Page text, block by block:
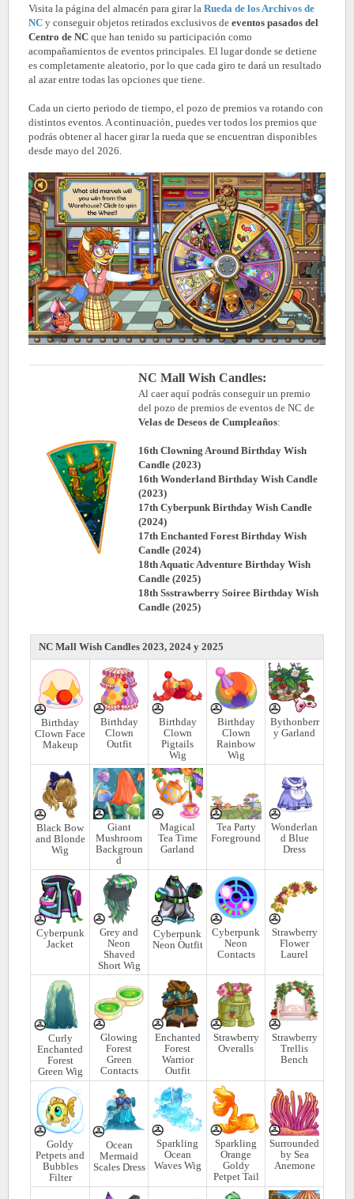
Visita la página del almacén para girar la Rueda de los Archivos de
NC y conseguir objetos retirados exclusivos de eventos pasados del
Centro de NC que han tenido su participación como
acompañamientos de eventos principales. El lugar donde se detiene
es completamente aleatorio, por lo que cada giro te dará un resultado
al azar entre todas las opciones que tiene.
Cada un cierto periodo de tiempo, el pozo de premios va rotando con
distintos eventos. A continuación, puedes ver todos los premios que
podrás obtener al hacer girar la rueda que se encuentran disponibles
desde mayo del 2026.
NC Mall Wish Candles:
Al caer aquí podrás conseguir un premio
del pozo de premios de eventos de NC de
Velas de Deseos de Cumpleaños:
16th Clowning Around Birthday Wish
Candle (2023)
16th Wonderland Birthday Wish Candle
(2023)
17th Cyberpunk Birthday Wish Candle
(2024)
17th Enchanted Forest Birthday Wish
Candle (2024)
18th Aquatic Adventure Birthday Wish
Candle (2025)
18th Ssstrawberry Soiree Birthday Wish
Candle (2025)
NC Mall Wish Candles 2023, 2024 y 2025
Birthday
Clown Face
Makeup
Birthday
Clown
Outfit
Birthday
Clown
Pigtails
Wig
Birthday
Clown
Rainbow
Wig
Bythonberr
y Garland
Black Bow
and Blonde
Wig
Giant
Mushroom
Backgroun
d
Magical
Tea Time
Garland
Tea Party
Foreground
Wonderlan
d Blue
Dress
Cyberpunk
Jacket
Grey and
Neon
Shaved
Short Wig
Cyberpunk
Neon Outfit
Cyberpunk
Neon
Contacts
Strawberry
Flower
Laurel
Curly
Enchanted
Forest
Green Wig
Glowing
Forest
Green
Contacts
Enchanted
Forest
Warrior
Outfit
Strawberry
Overalls
Strawberry
Trellis
Bench
Goldy
Petpets and
Bubbles
Filter
Ocean
Mermaid
Scales Dress
Sparkling
Ocean
Waves Wig
Sparkling
Orange
Goldy
Petpet Tail
Surrounded
by Sea
Anemone